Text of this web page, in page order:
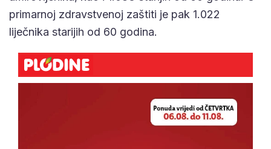
primarnoj zdravstvenoj zaštiti je pak 1.022
liječnika starijih od 60 godina.